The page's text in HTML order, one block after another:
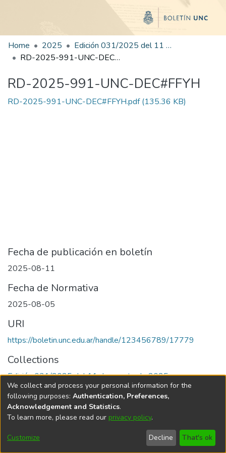
Home 2025
Edición 031/2025 del 11 de agosto de 2025
RD-2025-991-UNC-DEC#FFYH
RD-2025-991-UNC-DEC#FFYH
RD-2025-991-UNC-DEC#FFYH.pdf(135.36 KB)
Fecha de publicación en boletín
2025-08-11
Fecha de Normativa
2025-08-05
URI
https://boletin.unc.edu.ar/handle/123456789/17779
Collections
Edición 031/2025 del 11 de agosto de 2025
Universidad Nacional de Córdoba
We collect and process your personal information for the
following purposes: Authentication, Preferences,
Acknowledgement and Statistics.
To learn more, please read our privacy policy.
Customize Decline That's ok